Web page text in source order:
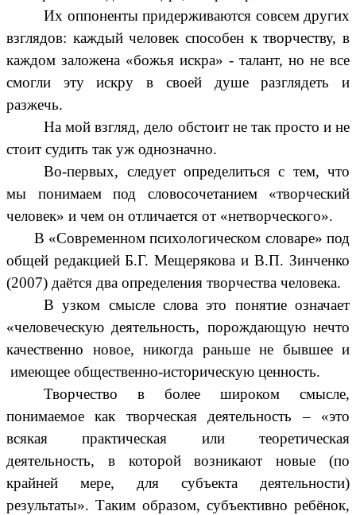
Их оппоненты придерживаются совсем других
взглядов: каждый человек способен к творчеству, в
каждом заложена «божья искра» - талант, но не все
смогли эту искру в своей душе разглядеть и
разжечь.
На мой взгляд, дело обстоит не так просто и не
стоит судить так уж однозначно.
Во-первых, следует определиться с тем, что
мы понимаем под словосочетанием «творческий
человек» и чем он отличается от «нетворческого».
В «Современном психологическом словаре» под
общей редакцией Б.Г. Мещерякова и В.П. Зинченко
(2007) даётся два определения творчества человека.
В узком смысле слова это понятие означает
«человеческую деятельность, порождающую нечто
качественно новое, никогда раньше не бывшее и
имеющее общественно-историческую ценность.
Творчество в более широком смысле,
понимаемое как творческая деятельность – «это
всякая практическая или теоретическая
деятельность, в которой возникают новые (по
крайней мере, для субъекта деятельности)
результаты». Таким образом, субъективно ребёнок,